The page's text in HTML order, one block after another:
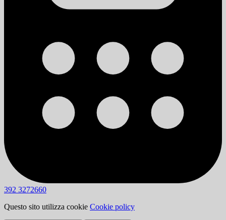
392 3272660
Questo sito utilizza cookie Cookie policy